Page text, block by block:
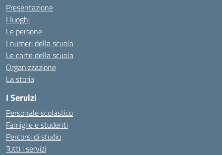
Presentazione
I luoghi
Le persone
I numeri della scuola
Le carte della scuola
Organizzazione
La storia
I Servizi
Personale scolastico
Famiglie e studenti
Percorsi di studio
Tutti i servizi